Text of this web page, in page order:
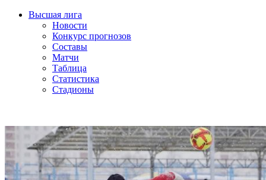
Высшая лига
Новости
Конкурс прогнозов
Составы
Матчи
Таблица
Статистика
Стадионы